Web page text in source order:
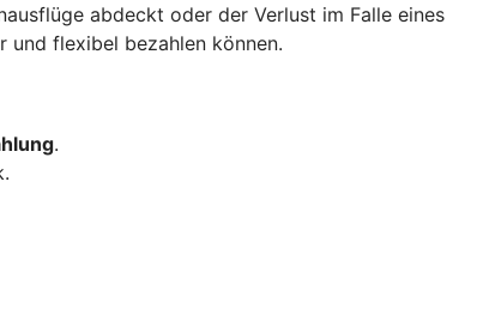
abdeckt oder der Verlust im Falle eines
und flexibel bezahlen können.
.